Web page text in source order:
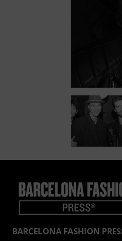
BARCELONA FASHION